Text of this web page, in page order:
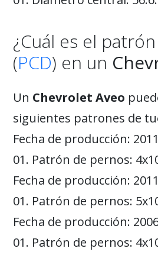
¿Cuál es el
(PCD) en un
Un Chevrolet Aveo
siguientes patrones de
Fecha de producción:
01. Patrón de pernos:
Fecha de producción:
01. Patrón de pernos:
Fecha de producción:
01. Patrón de pernos: